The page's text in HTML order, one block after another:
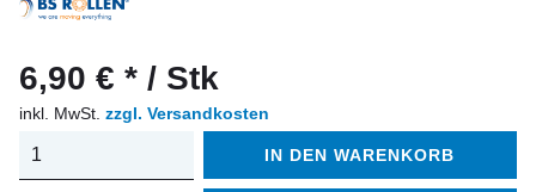
6,90 € * / Stk
inkl. MwSt. zzgl. Versandkosten
IN DEN WARENKORB